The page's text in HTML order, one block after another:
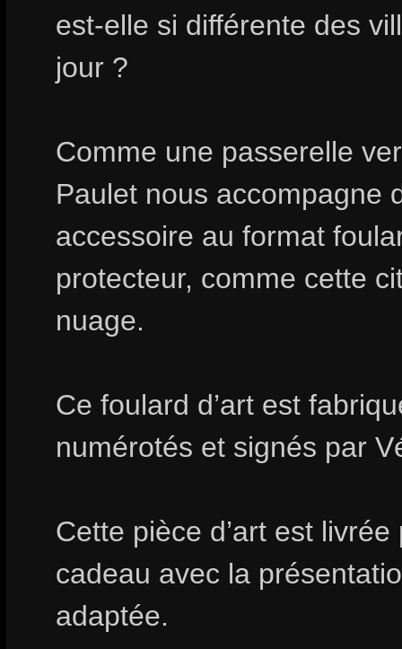
est-elle si différente des
jour ?
Comme une passerelle
Paulet nous accompagne
accessoire au format
protecteur, comme cette
nuage.
Ce foulard d’art est
numérotés et signés par
Cette pièce d’art est
cadeau avec la
adaptée.